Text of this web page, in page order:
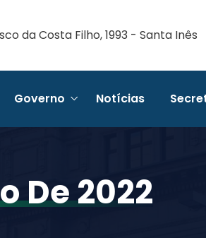
da Costa Filho, 1993 - Santa Inês
Governo Notícias
De 2022